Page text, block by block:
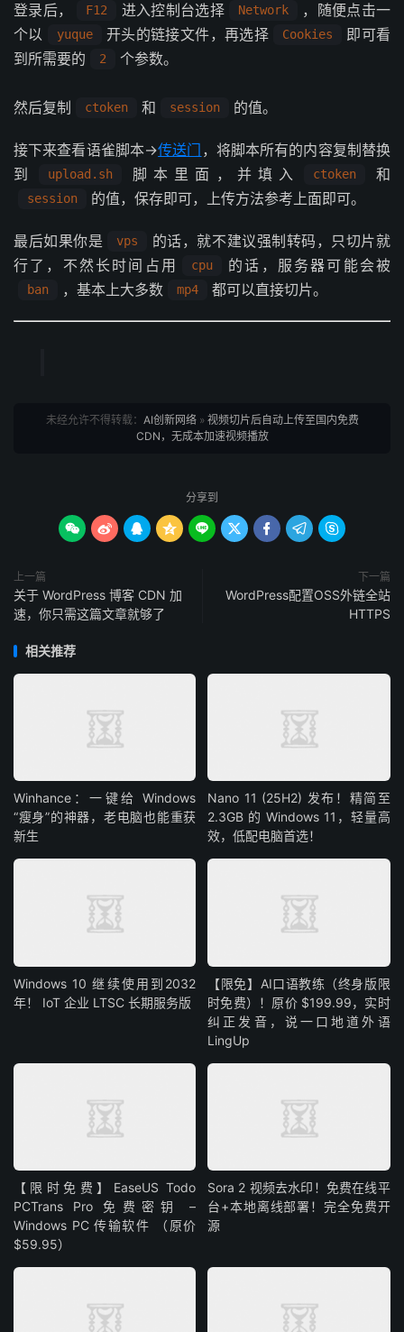
登录后， F12 进入控制台选择 Network
，随便点击一
个以
yuque 开头的链接文件，再选择 Cookies
即可看
到所需要的
2 个参数。
然后复制 ctoken 和 session 的值。
接下来查看语雀脚本→传送门 ，将脚本所有的内容复制替换
到
upload.sh 脚本里面，并填入 ctoken 和
session 的值，保存即可，上传方法参考上面即可。
最后如果你是 vps
的话，就不建议强制转码，只切片就
行了，不然长时间占用
cpu 的话，服务器可能会被
ban ，基本上大多数 mp4 都可以直接切片。
未经允许不得转载： AI创新网络» 视频切片后自动上传至国内免费
CDN，无成本加速视频播放
分享到
        
上一篇
关于 WordPress 博客 CDN 加
速，你只需这篇文章就够了
下一篇
WordPress配置OSS外链全站
HTTPS
相关推荐
Winhance：一键给 Windows
“瘦身”的神器，老电脑也能重获
新生
Nano 11 (25H2) 发布！精简至
2.3GB 的 Windows 11，轻量高
效，低配电脑首选！
Windows 10 继续使用到2032
年！ IoT 企业 LTSC 长期服务版
【限免】AI口语教练（终身版限
时免费）！原价 $199.99，实时
纠正发音，说一口地道外语
LingUp
【限时免费】EaseUS Todo
PCTrans Pro 免费密钥 –
Windows PC 传输软件 （原价
$59.95）
Sora 2 视频去水印！免费在线平
台+本地离线部署！完全免费开
源